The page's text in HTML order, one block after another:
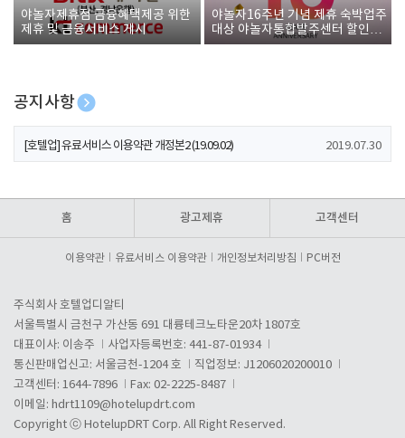
야놀자제휴점 금융혜택제공 위한
제휴 및 금융서비스 게시
야놀자16주년 기념 제휴 숙박업주
대상 야놀자통합발주센터 할인쿠
폰 증정
공지사항
[호텔업] 개인정보 처리방침 개정본1 (19.09.02)
[호텔업] 유료서비스 이용약관 개정본2 (19.09.02) 2019.07.30
홈 광고제휴 고객센터
이용약관 유료서비스 이용약관 개인정보처리방침 PC버전
주식회사 호텔업디알티
서울특별시 금천구 가산동 691 대륭테크노타운20차 1807호
대표이사: 이송주
사업자등록번호: 441-87-01934
통신판매업신고: 서울금천-1204 호
직업정보: J1206020200010
고객센터: 1644-7896
Fax: 02-2225-8487
이메일: hdrt1109@hotelupdrt.com
Copyright ⓒ HotelupDRT Corp. All Right Reserved.